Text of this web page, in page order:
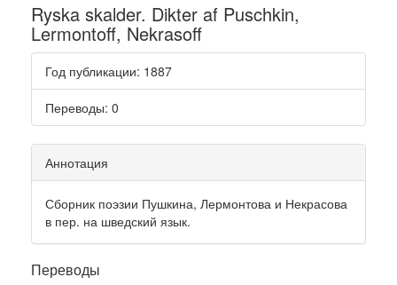
Ryska skalder. Dikter af Puschkin,
Lermontoff, Nekrasoff
Год публикации: 1887
Переводы: 0
Аннотация
Сборник поэзии Пушкина, Лермонтова и Некрасова
в пер. на шведский язык.
Переводы